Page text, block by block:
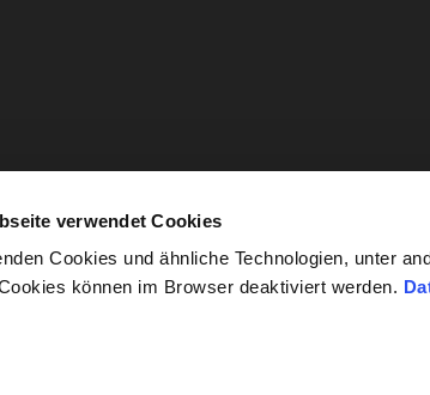
verwendet Cookies
Cookies und ähnliche Technologien, unter
können im Browser deaktiviert werden.